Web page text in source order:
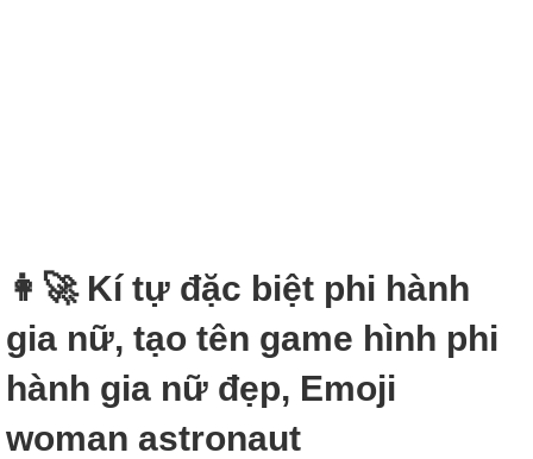
👩‍🚀 Kí tự đặc biệt phi hành
gia nữ, tạo tên game hình phi
hành gia nữ đẹp, Emoji
woman astronaut